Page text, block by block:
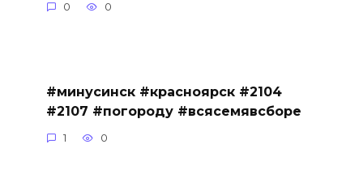
0 0
#минусинск #красноярск #2104
#2107 #погороду #всясемявсборе
1 0